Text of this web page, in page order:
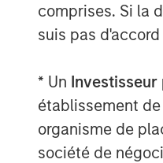
comprises. Si la
suis pas
* Un Investisseur
établissement
organisme de
société de
Medium
AG going
strategy
the